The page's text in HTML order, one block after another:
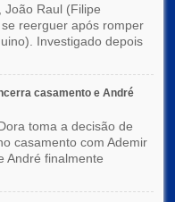
João Raul (Filipe
reerguer após romper
Investigado depois
casamento e André
toma a decisão de
casamento com Ademir
André finalmente